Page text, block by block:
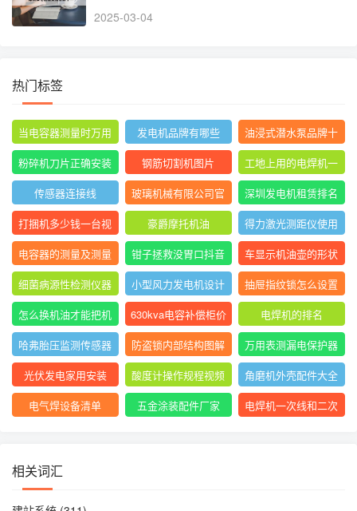
2025-03-04
热门标签
当电容器测量时万用
表指针摆动后停止不
动
发电机品牌有哪些
油浸式潜水泵品牌十
大排名
粉碎机刀片正确安装
方法图
钢筋切割机图片
工地上用的电焊机一
般是直流还是交流
传感器连接线
玻璃机械有限公司官
网
深圳发电机租赁排名
前十
打捆机多少钱一台视
频
豪爵摩托机油
得力激光测距仪使用
方法
电容器的测量及测量
结果怎么写
钳子拯救没胃口抖音
车显示机油壶的形状
是什么意思
细菌病源性检测仪器
是什么
小型风力发电机设计
与制作
抽屉指纹锁怎么设置
指纹
怎么换机油才能把机
油放干净
630kva电容补偿柜价
格
电焊机的排名
哈弗胎压监测传感器
防盗锁内部结构图解
图片
万用表测漏电保护器
短路怎么回事
光伏发电家用安装 酸度计操作规程视频
角磨机外壳配件大全
电气焊设备清单
五金涂装配件厂家
电焊机一次线和二次
相关词汇